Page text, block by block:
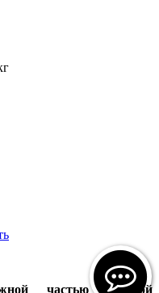
частью готовой